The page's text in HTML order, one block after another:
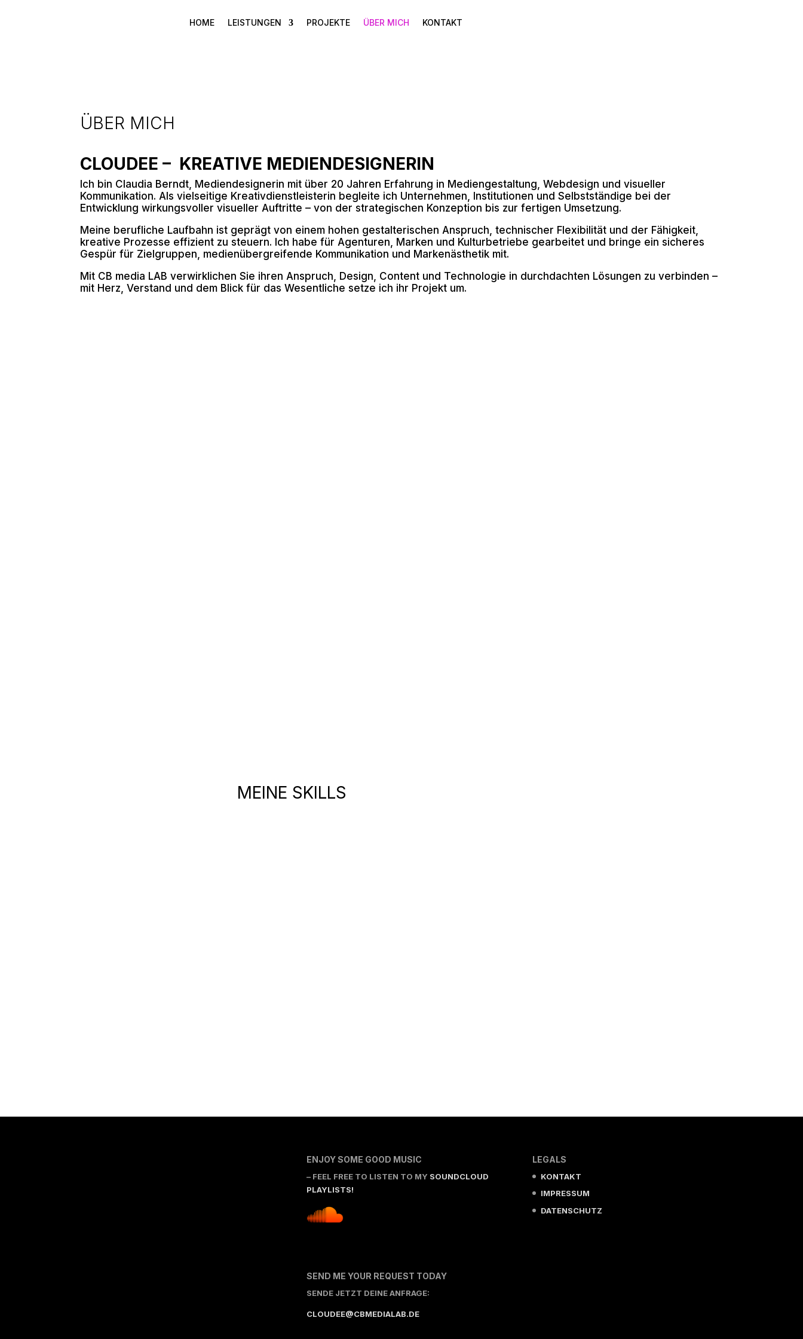
HOME LEISTUNGEN PROJEKTE ÜBER MICH KONTAKT
ÜBER MICH
CLOUDEE – KREATIVE MEDIENDESIGNERIN
Ich bin Claudia Berndt, Mediendesignerin mit über 20 Jahren Erfahrung in Mediengestaltung, Webdesign und visueller
Kommunikation. Als vielseitige Kreativdienstleisterin begleite ich Unternehmen, Institutionen und Selbstständige bei der
Entwicklung wirkungsvoller visueller Auftritte – von der strategischen Konzeption bis zur fertigen Umsetzung.
Meine berufliche Laufbahn ist geprägt von einem hohen gestalterischen Anspruch, technischer Flexibilität und der Fähigkeit,
kreative Prozesse effizient zu steuern. Ich habe für Agenturen, Marken und Kulturbetriebe gearbeitet und bringe ein sicheres
Gespür für Zielgruppen, medienübergreifende Kommunikation und Markenästhetik mit.
Mit CB media LAB verwirklichen Sie ihren Anspruch, Design, Content und Technologie in durchdachten Lösungen zu verbinden –
mit Herz, Verstand und dem Blick für das Wesentliche setze ich ihr Projekt um.
MEINE SKILLS
ENJOY SOME GOOD MUSIC
– FEEL FREE TO LISTEN TO MY SOUNDCLOUD
PLAYLISTS!
SEND ME YOUR REQUEST TODAY
SENDE JETZT DEINE ANFRAGE:
CLOUDEE@CBMEDIALAB.DE
LEGALS
KONTAKT
IMPRESSUM
DATENSCHUTZ